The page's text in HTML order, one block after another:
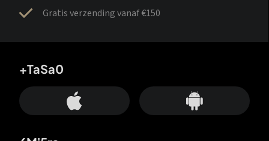
Gratis verzending vanaf €150
+TaSa0